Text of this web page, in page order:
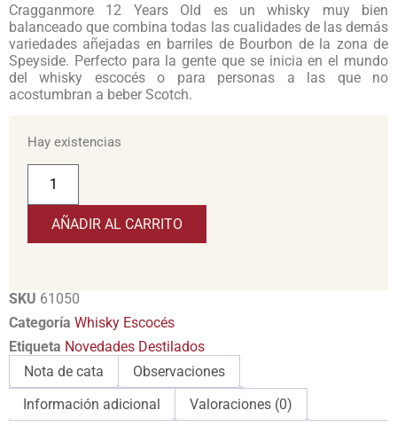
Cragganmore 12 Years Old es un whisky muy bien
balanceado que combina todas las cualidades de las demás
variedades añejadas en barriles de Bourbon de la zona de
Speyside. Perfecto para la gente que se inicia en el mundo
del whisky escocés o para personas a las que no
acostumbran a beber Scotch.
Hay existencias
AÑADIR AL CARRITO
SKU 61050
Categoría Whisky Escocés
Etiqueta Novedades Destilados
Nota de cata
Observaciones
Información adicional
Valoraciones (0)